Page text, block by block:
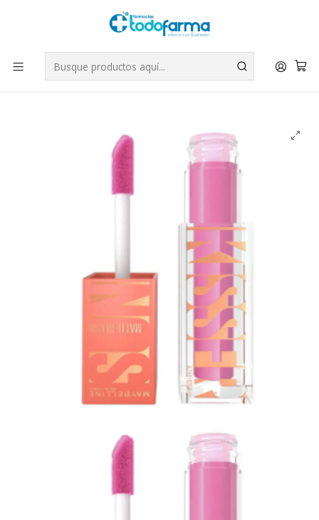
Tus compras tienen envío GRATIS por Rappi - Atención exclusiva
para Chile | WhatsApp +56
Leer más
Inicio Belleza
Rubor líquido Sunkisser Matte Clouds. Maybelline